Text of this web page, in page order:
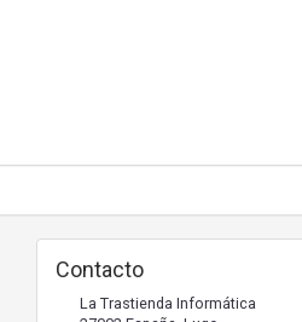
Contacto
La Trastienda Informática